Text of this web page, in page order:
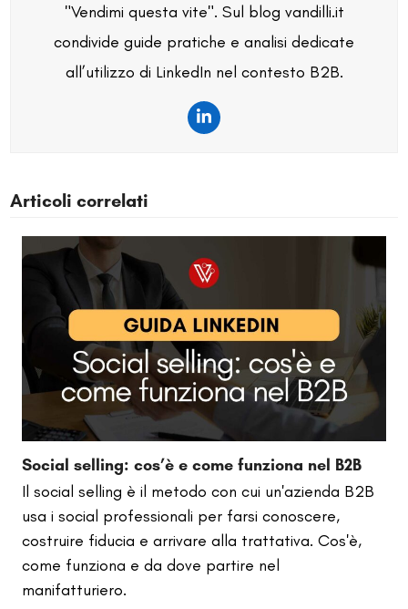
"Vendimi questa vite". Sul blog vandilli.it
condivide guide pratiche e analisi dedicate
all’utilizzo di LinkedIn nel contesto B2B.
LinkedIn
Articoli correlati
Social selling: cos’è e come funziona nel B2B
Il social selling è il metodo con cui un'azienda B2B
usa i social professionali per farsi conoscere,
costruire fiducia e arrivare alla trattativa. Cos'è,
come funziona e da dove partire nel
manifatturiero.